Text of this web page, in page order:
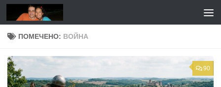
Перейти к содержимому
ПОМЕЧЕНО: ВОЙНА
90